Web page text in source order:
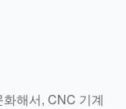
해서, CNC 기계